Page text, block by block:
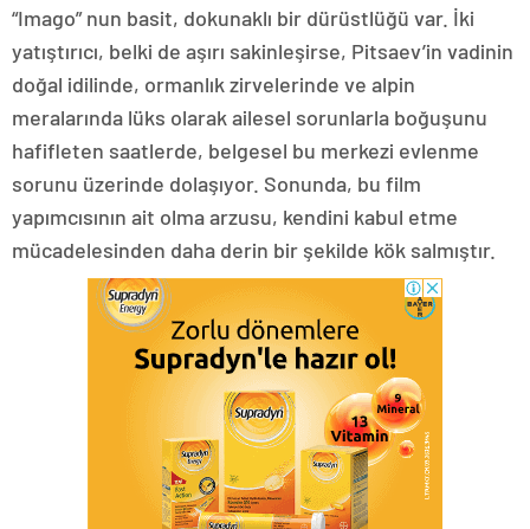
“Imago” nun basit, dokunaklı bir dürüstlüğü var. İki
yatıştırıcı, belki de aşırı sakinleşirse, Pitsaev’in vadinin
doğal idilinde, ormanlık zirvelerinde ve alpin
meralarında lüks olarak ailesel sorunlarla boğuşunu
hafifleten saatlerde, belgesel bu merkezi evlenme
sorunu üzerinde dolaşıyor. Sonunda, bu film
yapımcısının ait olma arzusu, kendini kabul etme
mücadelesinden daha derin bir şekilde kök salmıştır.